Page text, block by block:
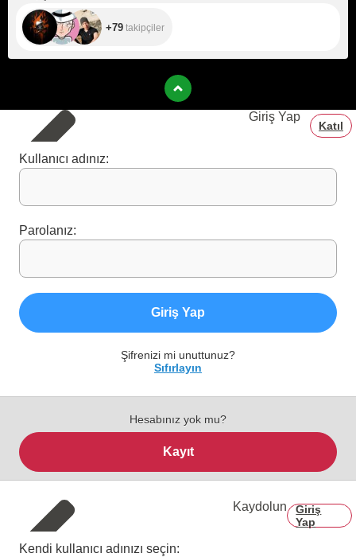
+79 takipçiler
Giriş Yap
Katıl
Kullanıcı adınız:
Parolanız:
Giriş Yap
Şifrenizi mi unuttunuz?
Sıfırlayın
Hesabınız yok mu?
Kayıt
Kaydolun
Giriş
Yap
Kendi kullanıcı adınızı seçin: